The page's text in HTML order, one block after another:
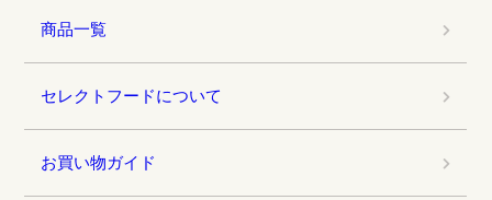
商品一覧
セレクトフードについて
お買い物ガイド